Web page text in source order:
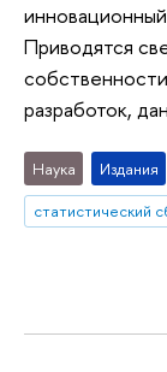
Приводятся
разработок,
Наука Издания
статистический